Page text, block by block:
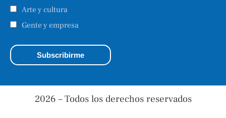
Arte y cultura
Gente y empresa
2026 – Todos los derechos reservados